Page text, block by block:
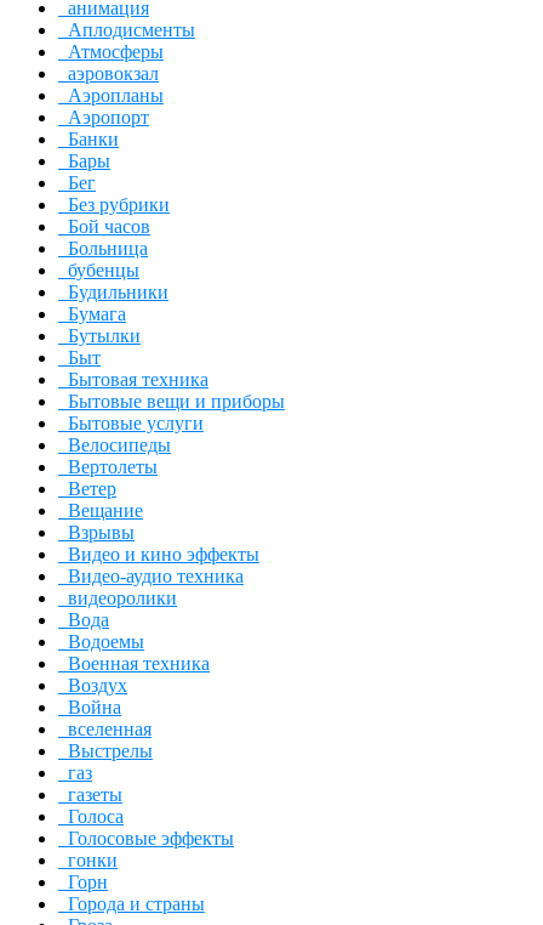
анимация
Аплодисменты
Атмосферы
аэровокзал
Аэропланы
Аэропорт
Банки
Бары
Бег
Без рубрики
Бой часов
Больница
бубенцы
Будильники
Бумага
Бутылки
Быт
Бытовая техника
Бытовые вещи и приборы
Бытовые услуги
Велосипеды
Вертолеты
Ветер
Вещание
Взрывы
Видео и кино эффекты
Видео-аудио техника
видеоролики
Вода
Водоемы
Военная техника
Воздух
Война
вселенная
Выстрелы
газ
газеты
Голоса
Голосовые эффекты
гонки
Горн
Города и страны